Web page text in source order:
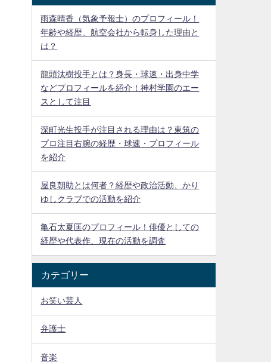
雨森晴香（気象予報士）のプロフィール！
年齢や経歴、航空会社から転身した理由と
は？
龍頭汰樹投手とは？身長・球速・出身中学
などプロフィールを紹介！神村学園のエー
スとして注目
深町光生投手が注目される理由は？東筑の
プロ注目右腕の経歴・球速・プロフィール
を紹介
屋良朝助とは何者？経歴や政治活動、かり
ゆしクラブでの活動を紹介
亀石太夏匡のプロフィール！俳優としての
経歴や代表作、現在の活動を調査
カテゴリー
お笑い芸人
弁護士
音楽